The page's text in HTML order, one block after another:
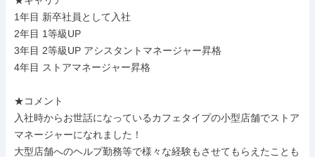
1年目 新卒社員として入社
2年目 1等級UP
3年目 2等級UP アシスタントマネージャー昇格
4年目 ストアマネージャー昇格
★コメント
入社時からお世話になっているカフェタイプの小型店舗でストア
マネージャーになれました！
大型店舗へのヘルプ勤務等で様々な経験もさせてもらえたことも